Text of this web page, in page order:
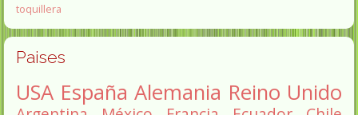
toquillera
Paises
USA España Alemania Reino Unido